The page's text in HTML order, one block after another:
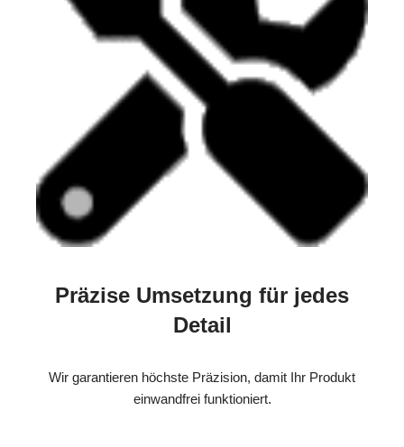
Präzise Umsetzung für jedes
Detail
Wir garantieren höchste Präzision, damit Ihr Produkt
einwandfrei funktioniert.